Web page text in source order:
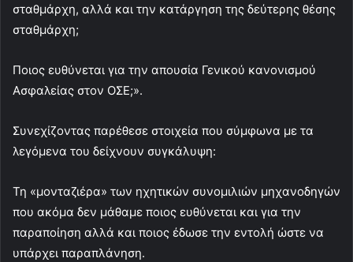
σταθμάρχη, αλλά και την κατάργηση της δεύτερης θέσης
σταθμάρχη;
Ποιος ευθύνεται για την απουσία Γενικού κανονισμού
Ασφαλείας στον ΟΣΕ;».
Συνεχίζοντας παρέθεσε στοιχεία που σύμφωνα με τα
λεγόμενα του δείχνουν συγκάλυψη:
Τη «μονταζιέρα» των ηχητικών συνομιλιών μηχανοδηγών
που ακόμα δεν μάθαμε ποιος ευθύνεται και για την
παραποίηση αλλά και ποιος έδωσε την εντολή ώστε να
υπάρχει παραπλάνηση.